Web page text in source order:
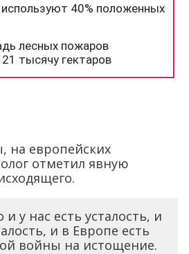
на европейских
отметил явную
у нас есть усталость, и
и в Европе есть
войны на истощение.